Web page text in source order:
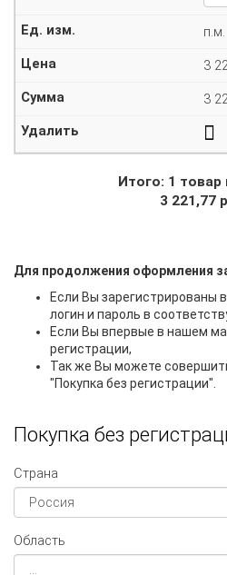
п.м.
3
3
Итого: 1 товар
3 221,77
Для продолжения оформления
Если Вы зарегистрированы
логин и пароль в
Если Вы впервые в нашем
регистрации,
Так же Вы можете
"Покупка без регистрации".
Покупка без
Страна
Область